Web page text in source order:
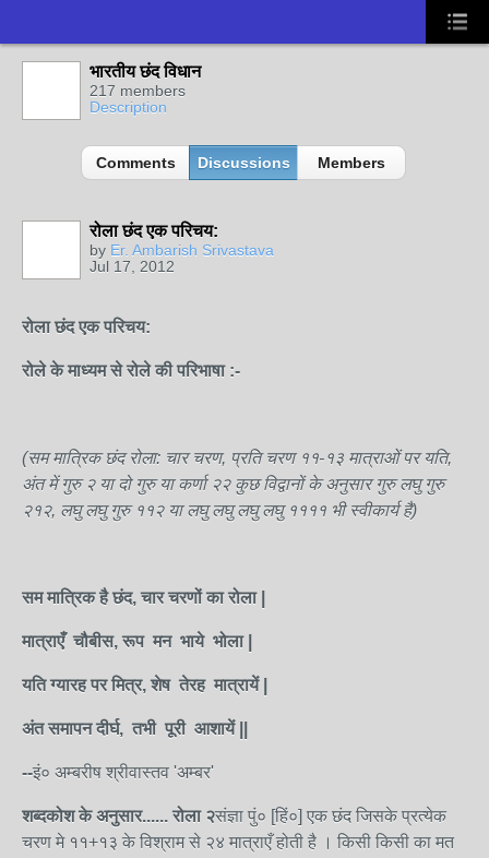
भारतीय छंद विधान
217 members
Description
Comments Discussions Members
रोला छंद एक परिचय:
by Er. Ambarish Srivastava
Jul 17, 2012
रोला छंद एक परिचय:
रोले के माध्यम से रोले की परिभाषा :-
(सम मात्रिक छंद रोला: चार चरण, प्रति चरण ११-१३ मात्राओं पर यति,
अंत में गुरु २ या दो गुरु या कर्णा २२ कुछ विद्वानों के अनुसार गुरु लघु गुरु
२१२, लघु लघु गुरु ११२ या लघु लघु लघु लघु ११११ भी स्वीकार्य है)
सम मात्रिक है छंद, चार चरणों का रोला |
मात्राएँ चौबीस, रूप मन भाये भोला |
यति ग्यारह पर मित्र, शेष तेरह मात्रायें |
अंत समापन दीर्घ, तभी पूरी आशायें ||
--इं० अम्बरीष श्रीवास्तव 'अम्बर'
शब्दकोश के अनुसार...... रोला २संज्ञा पुं० [हिं०] एक छंद जिसके प्रत्येक
चरण मे ११+१३ के विश्राम से २४ मात्राएँ होती है । किसी किसी का मत